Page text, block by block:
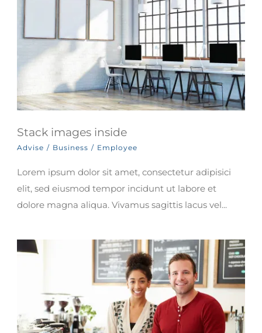
Stack images inside
Advise / Business / Employee
Lorem ipsum dolor sit amet, consectetur adipisici
elit, sed eiusmod tempor incidunt ut labore et
dolore magna aliqua. Vivamus sagittis lacus vel...